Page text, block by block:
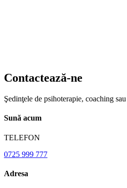
Contactează-ne
Şedinţele de psihoterapie, coaching
Sună acum
TELEFON
0725 999 777
Adresa